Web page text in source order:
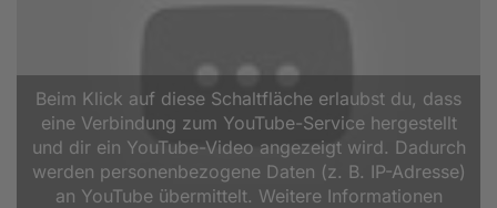
Beim Klick auf diese Schaltfläche erlaubst du, dass
eine Verbindung zum YouTube-Service hergestellt
und dir ein YouTube-Video angezeigt wird. Dadurch
werden personenbezogene Daten (z. B. IP-Adresse)
an YouTube übermittelt. Weitere Informationen